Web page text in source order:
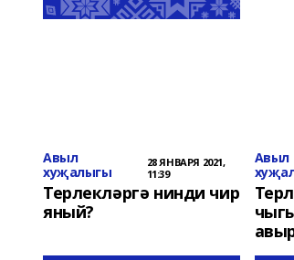
Авыл
хуҗалыгы
28 ЯНВАРЯ 2021,
11:39
Терлекләргә нинди чир
яный?
Авыл